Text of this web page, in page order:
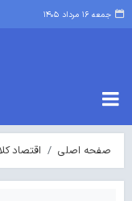
جمعه ۱۶ مرداد ۱۴۰۵
صفحه اصلی اقتصاد